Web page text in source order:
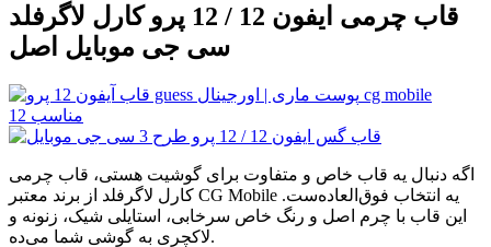
قاب چرمی ایفون 12 / 12 پرو کارل لاگرفلد
سی جی موبایل اصل
اگه دنبال یه قاب خاص و متفاوت برای گوشیت هستی، قاب چرمی
کارل لاگرفلد از برند معتبر CG Mobile یه انتخاب فوق‌العاده‌ست.
این قاب با چرم اصل و رنگ خاص سرخابی، استایلی شیک، زنونه و
لاکچری به گوشی شما می‌ده.